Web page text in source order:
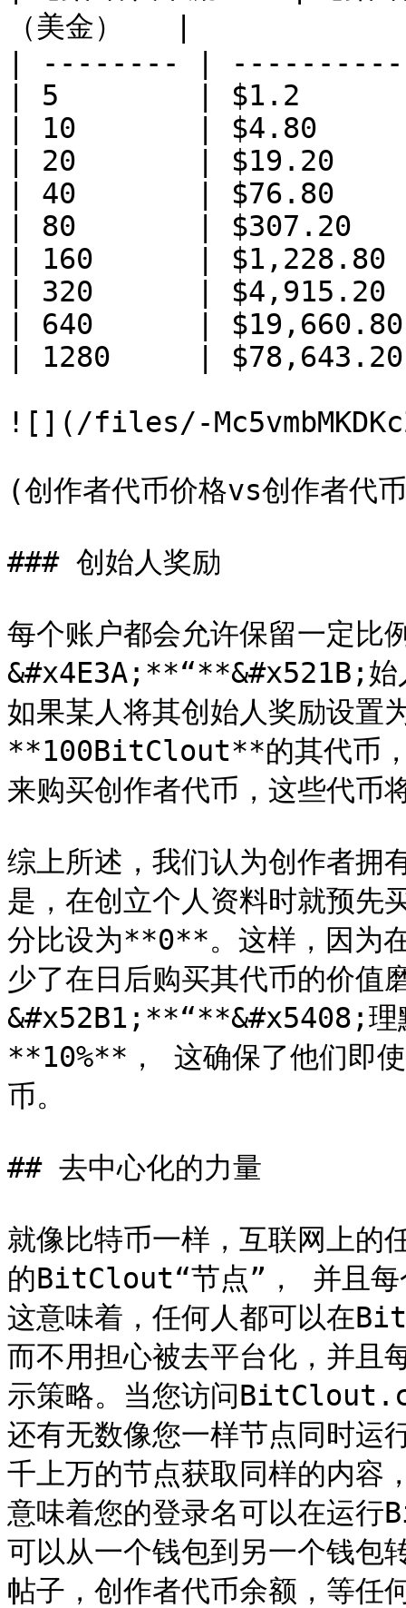
（美金）   |
| -------- |
| 5        | $1.2
| 10       | $4.80
| 20       | $19.20
| 40       | $76.80
| 80       | $307.20
| 160      |
| 320      |
| 640      |
| 1280     |
![](/files/-
(创作者代币价格vs创作者代
### 创始人奖励
每个账户都会允许保留一定比
&#x4E3A;**“**&#x521B;
如果某人将其创始人奖励设
**100BitClout**的其代币
来购买创作者代币，这些代币
综上所述，我们认为创作者拥
是，在创立个人资料时就预先
分比设为**0**。这样，因为
少了在日后购买其代币的价值
&#x52B1;**“**&#x5408;理
**10%**， 这确保了他们即
币。
## 去中心化的力量
就像比特币一样，互联网上
的BitClout“节点”， 并且每
这意味着，任何人都可以在
而不用担心被去平台化，并且
示策略。当您访问
还有无数像您一样节点同时运
千上万的节点获取同样的内容
意味着您的登录名可以在运
可以从一个钱包到另一个钱包
帖子，创作者代币余额，等